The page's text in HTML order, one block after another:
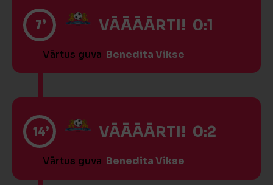
7’ VĀĀĀĀRTI! 0:1
Vārtus guva Benedita Vikse
14’ VĀĀĀĀRTI! 0:2
Vārtus guva Benedita Vikse